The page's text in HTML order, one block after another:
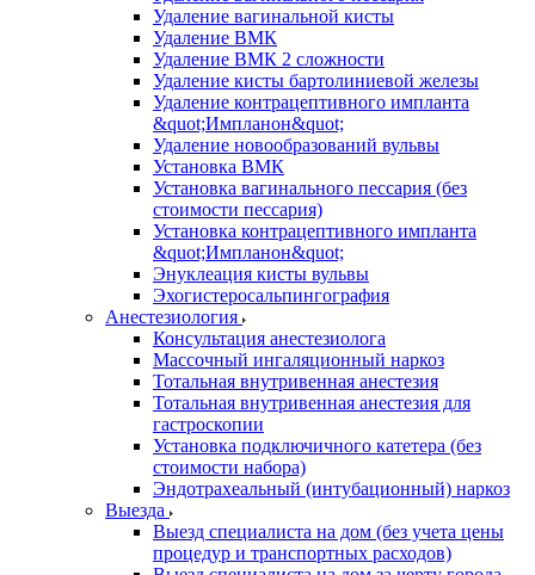
Удаление вагинальной кисты
Удаление ВМК
Удаление ВМК 2 сложности
Удаление кисты бартолиниевой железы
Удаление контрацептивного импланта
&quot;Импланон&quot;
Удаление новообразований вульвы
Установка ВМК
Установка вагинального пессария (без
стоимости пессария)
Установка контрацептивного импланта
&quot;Импланон&quot;
Энуклеация кисты вульвы
Эхогистеросальпингография
Анестезиология
Консультация анестезиолога
Массочный ингаляционный наркоз
Тотальная внутривенная анестезия
Тотальная внутривенная анестезия для
гастроскопии
Установка подключичного катетера (без
стоимости набора)
Эндотрахеальный (интубационный) наркоз
Выезда
Выезд специалиста на дом (без учета цены
процедур и транспортных расходов)